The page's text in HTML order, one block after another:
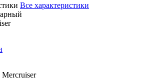
Все характеристики